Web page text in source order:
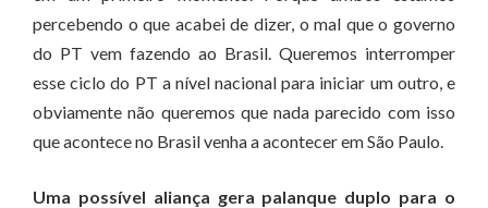
percebendo o que acabei de dizer, o mal que o governo
do PT vem fazendo ao Brasil. Queremos interromper
esse ciclo do PT a nível nacional para iniciar um outro, e
obviamente não queremos que nada parecido com isso
que acontece no Brasil venha a acontecer em São Paulo.
Uma possível aliança gera palanque duplo para o